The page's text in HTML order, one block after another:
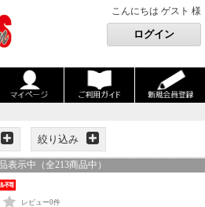
こんにちは ゲスト 様
絞り込み
表示中（全213商品中）
レビュー0件